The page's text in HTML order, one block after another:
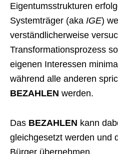
Eigentumsstrukturen
Systemträger (aka IGE)
verständlicherweise
Transformationsprozess
eigenen Interessen
während alle anderen
BEZAHLEN werden.
Das BEZAHLEN kann
gleichgesetzt werden und
Bürger übernehmen.